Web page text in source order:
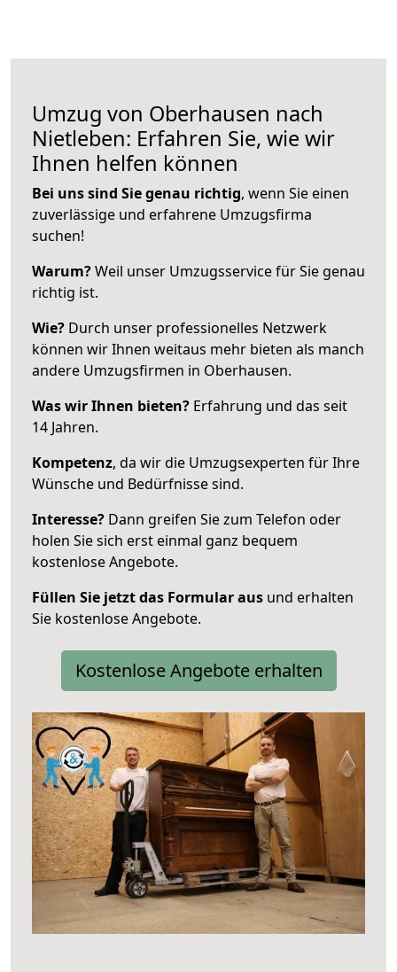
Umzug von Oberhausen nach
Nietleben: Erfahren Sie, wie wir
Ihnen helfen können
Bei uns sind Sie genau richtig, wenn Sie einen
zuverlässige und erfahrene Umzugsfirma
suchen!
Warum?Weil unser Umzugsservice für Sie genau
richtig ist.
Wie? Durch unser professionelles Netzwerk
können wir Ihnen weitaus mehr bieten als manch
andere Umzugsfirmen in Oberhausen.
Was wir Ihnen bieten? Erfahrung und das seit
14 Jahren.
Kompetenz, da wir die Umzugsexperten für Ihre
Wünsche und Bedürfnisse sind.
Interesse? Dann greifen Sie zum Telefon oder
holen Sie sich erst einmal ganz bequem
kostenlose Angebote.
Füllen Sie jetzt das Formular aus und erhalten
Sie kostenlose Angebote.
Kostenlose Angebote erhalten